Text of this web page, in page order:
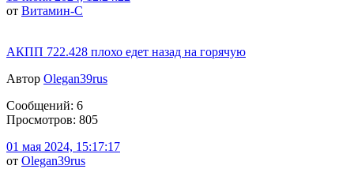
от Витамин-С
АКПП 722.428 плохо едет назад на горячую
Автор Olegan39rus
Сообщений: 6
Просмотров: 805
01 мая 2024, 15:17:17
от Olegan39rus